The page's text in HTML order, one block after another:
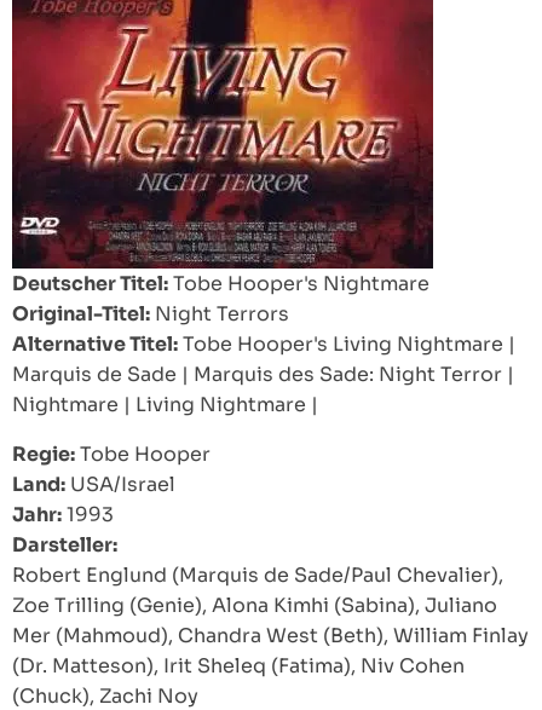
Deutscher Titel:Tobe Hooper's Nightmare
Original-Titel: Night Terrors
Alternative Titel:Tobe Hooper's Living Nightmare |
Marquis de Sade | Marquis des Sade: Night Terror |
Nightmare | Living Nightmare |
Regie:Tobe Hooper
Land: USA/Israel
Jahr:1993
Darsteller:
Robert Englund (Marquis de Sade/Paul Chevalier),
Zoe Trilling (Genie), Alona Kimhi (Sabina), Juliano
Mer (Mahmoud), Chandra West (Beth), William Finlay
(Dr. Matteson), Irit Sheleq (Fatima), Niv Cohen
(Chuck), Zachi Noy